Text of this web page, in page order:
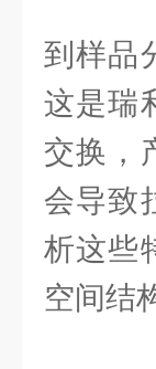
到样品
这是瑞
交换，
会导致
析这些
空间结